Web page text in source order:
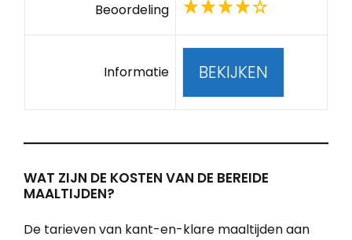
Beoordeling
Informatie BEKIJKEN
WAT ZIJN DE KOSTEN VAN DE BEREIDE
MAALTIJDEN?
De tarieven van kant-en-klare maaltijden aan